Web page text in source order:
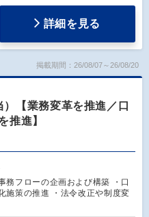
詳細を見る
掲載期間：26/08/07～26/08/20
【業務変革を推進／口
推進】
務フローの企画および構築 ・口
施策の推進 ・法令改正や制度変